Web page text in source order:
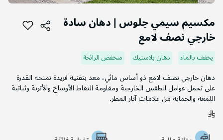
مكسيم سيمي جلوس | دهان سادة
خارجي نصف لامع
يخفف بالماء دهان بلاستيك منخفض الرائحة
دهان خارجي نصف لامع ذو أساس مائي، معد بتقنية فريدة تمنحه القدرة
على تحمل عوامل الطقس الخارجية ومقاومة التقاط الأوساخ والأتربة وثباتية
اللمعة والحماية من علامات آثار المطر.
التخطي
إلى
بداية
معرض
الصور